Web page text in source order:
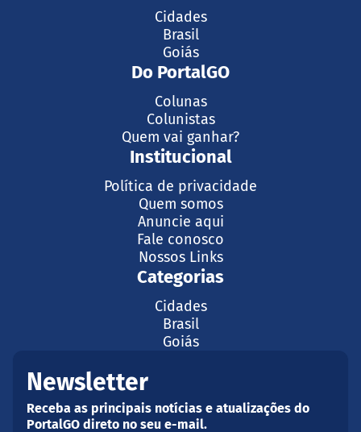
Cidades
Brasil
Goiás
Do PortalGO
Colunas
Colunistas
Quem vai ganhar?
Institucional
Política de privacidade
Quem somos
Anuncie aqui
Fale conosco
Nossos Links
Categorias
Cidades
Brasil
Goiás
Newsletter
Receba as principais notícias e atualizações do
PortalGO direto no seu e-mail.